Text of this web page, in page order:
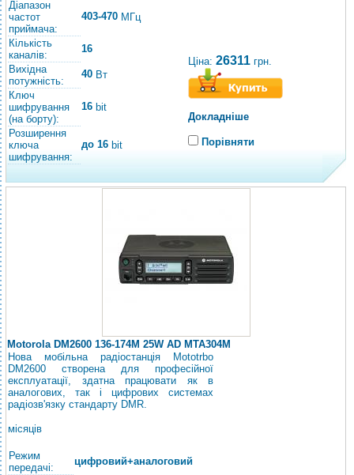
Діапазон
частот
приймача:
403-470 МГц
Кількість
каналів:
16
Вихідна
потужність:
40 Вт
Ключ
шифрування
(на борту):
16 bit
Розширення
ключа
шифрування:
до 16 bit
Ціна: 26311 грн.
Докладніше
Порівняти
Motorola DM2600 136-174M 25W AD MTA304M
Нова мобільна радіостанція Mototrbo
DM2600 створена для професійної
експлуатації, здатна працювати як в
аналогових, так і цифрових системах
радіозв'язку стандарту DMR.
місяців
Режим
передачі:
цифровий+аналоговий